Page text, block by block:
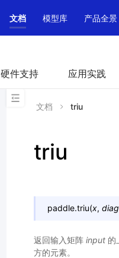
文档 模型库 产品全景
硬件支持 应用实践
文档 triu
triu
paddle.triu(x,
返回输入矩阵 input 的
方的元素。